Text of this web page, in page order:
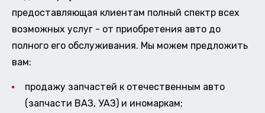
предоставляющая клиентам полный спектр всех
возможных услуг - от приобретения авто до
полного его обслуживания. Мы можем предложить
вам:
продажу запчастей к отечественным авто
(запчасти ВАЗ, УАЗ) и иномаркам;